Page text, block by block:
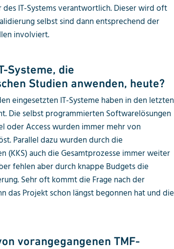
IT-Systems verantwortlich. Dieser wird oft
selbst sind dann entsprechend der
involviert.
Systeme, die
Studien anwenden, heute?
eingesetzten IT-Systeme haben in den letzten
Die selbst programmierten Softwarelösungen
oder Access wurden immer mehr von
Parallel dazu wurden durch die
(KKS) auch die Gesamtprozesse immer weiter
fehlen aber durch knappe Budgets die
Sehr oft kommt die Frage nach der
das Projekt schon längst begonnen hat und die
vorangegangenen TMF-